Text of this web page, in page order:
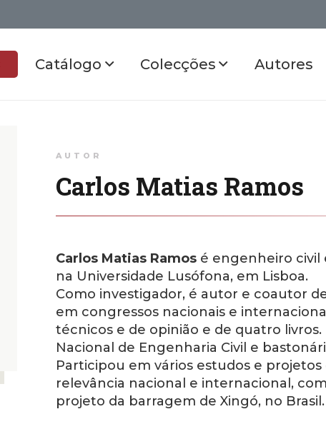
Catálogo Colecções Autores
AUTOR
Carlos Matias Ramos
Carlos Matias Ramos é engenheiro civil
na Universidade Lusófona, em Lisboa.
Como investigador, é autor e coautor
em congressos nacionais e
técnicos e de opinião e de quatro
Nacional de Engenharia Civil e
Participou em vários estudos e
relevância nacional e internacional,
projeto da barragem de Xingó, no Brasil.